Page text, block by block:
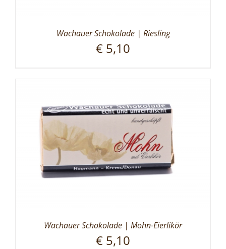
Wachauer Schokolade | Riesling
€ 5,10
Wachauer Schokolade | Mohn-Eierlikör
€ 5,10